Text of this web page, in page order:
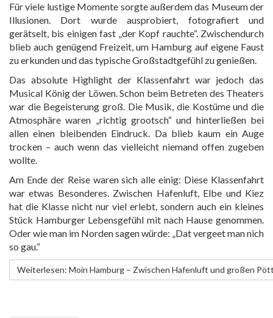
Für viele lustige Momente sorgte außerdem das Museum der
Illusionen. Dort wurde ausprobiert, fotografiert und
gerätselt, bis einigen fast „der Kopf rauchte“. Zwischendurch
blieb auch genügend Freizeit, um Hamburg auf eigene Faust
zu erkunden und das typische Großstadtgefühl zu genießen.
Das absolute Highlight der Klassenfahrt war jedoch das
Musical König der Löwen. Schon beim Betreten des Theaters
war die Begeisterung groß. Die Musik, die Kostüme und die
Atmosphäre waren „richtig grootsch“ und hinterließen bei
allen einen bleibenden Eindruck. Da blieb kaum ein Auge
trocken – auch wenn das vielleicht niemand offen zugeben
wollte.
Am Ende der Reise waren sich alle einig: Diese Klassenfahrt
war etwas Besonderes. Zwischen Hafenluft, Elbe und Kiez
hat die Klasse nicht nur viel erlebt, sondern auch ein kleines
Stück Hamburger Lebensgefühl mit nach Hause genommen.
Oder wie man im Norden sagen würde: „Dat vergeet man nich
so gau.“
Weiterlesen: Moin Hamburg – Zwischen Hafenluft und großen